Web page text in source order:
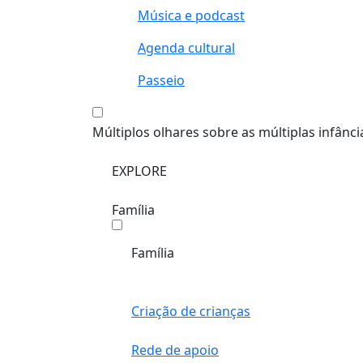
Música e podcast
Agenda cultural
Passeio
Múltiplos olhares sobre as múltiplas
EXPLORE
Família
Família
Criação de crianças
Rede de apoio